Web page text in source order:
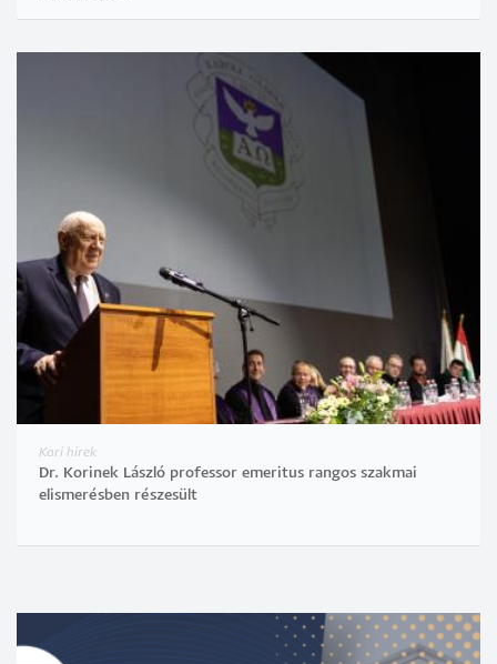
Kari hírek
Dr. Korinek László professor emeritus rangos szakmai
elismerésben részesült